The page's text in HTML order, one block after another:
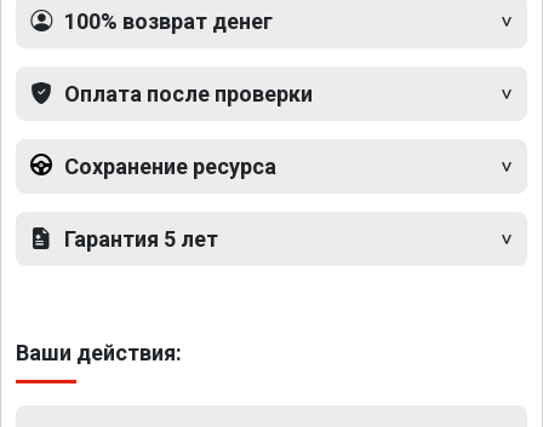
100% возврат денег
Оплата после проверки
Сохранение ресурса
Гарантия 5 лет
Ваши действия: